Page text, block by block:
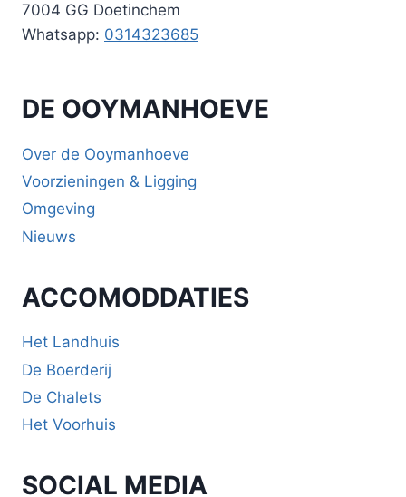
7004 GG Doetinchem
Whatsapp: 0314323685
DE OOYMANHOEVE
Over de Ooymanhoeve
Voorzieningen & Ligging
Omgeving
Nieuws
ACCOMODDATIES
Het Landhuis
De Boerderij
De Chalets
Het Voorhuis
SOCIAL MEDIA